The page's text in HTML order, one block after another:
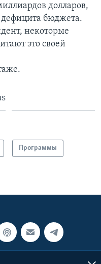
долларов,
бюджета.
некоторые
это своей
Программы